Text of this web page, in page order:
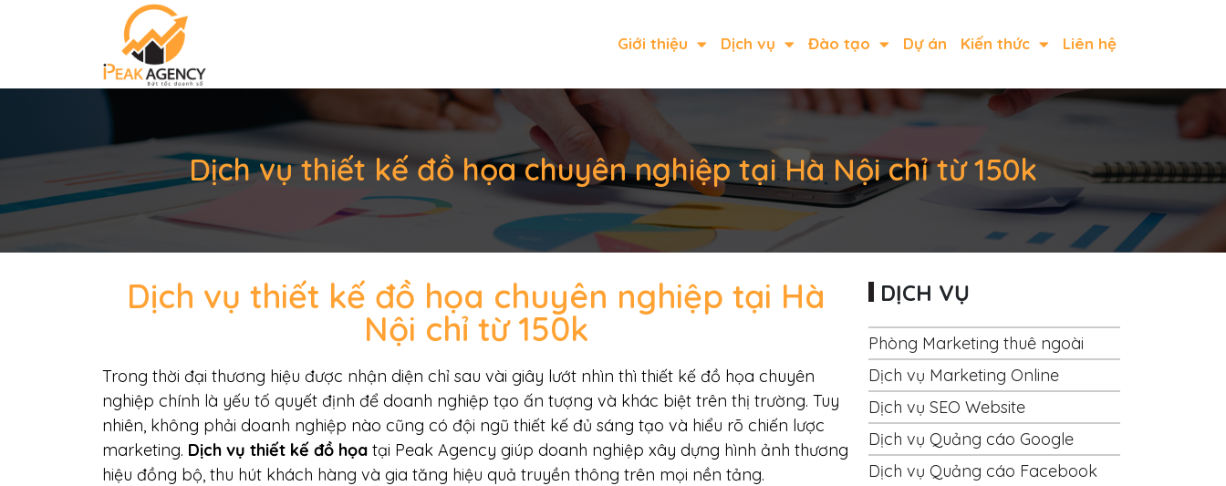
Giới thiệu Dịch vụ Đào tạo Dự án Kiến thức Liên hệ
Dịch vụ thiết kế đồ họa chuyên nghiệp tại Hà Nội chỉ từ 150k
Dịch vụ thiết kế đồ họa chuyên nghiệp tại Hà
Nội chỉ từ 150k
Trong thời đại thương hiệu được nhận diện chỉ sau vài giây lướt nhìn thì thiết kế đồ họa chuyên
nghiệp chính là yếu tố quyết định để doanh nghiệp tạo ấn tượng và khác biệt trên thị trường. Tuy
nhiên, không phải doanh nghiệp nào cũng có đội ngũ thiết kế đủ sáng tạo và hiểu rõ chiến lược
marketing. Dịch vụ thiết kế đồ họa tại Peak Agency giúp doanh nghiệp xây dựng hình ảnh thương
hiệu đồng bộ, thu hút khách hàng và gia tăng hiệu quả truyền thông trên mọi nền tảng.
DỊCH VỤ
Phòng Marketing thuê ngoài
Dịch vụ Marketing Online
Dịch vụ SEO Website
Dịch vụ Quảng cáo Google
Dịch vụ Quảng cáo Facebook